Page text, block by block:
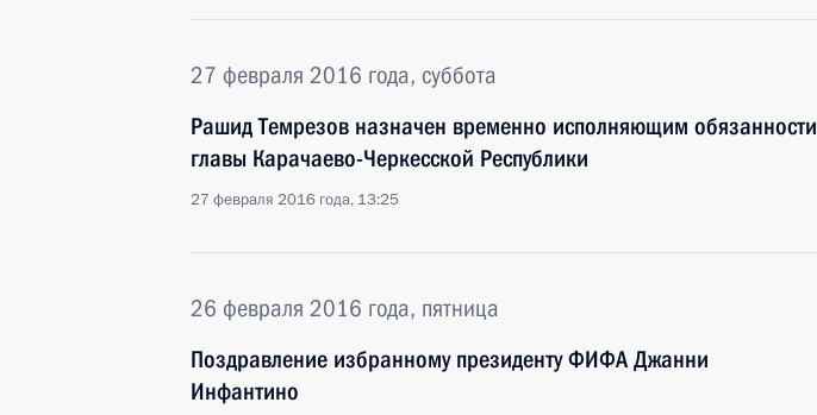
27 февраля 2016 года, суббота
Рашид Темрезов назначен временно исполняющим обязанности
главы Карачаево-Черкесской Республики
27 февраля 2016 года, 13:25
26 февраля 2016 года, пятница
Поздравление избранному президенту ФИФА Джанни
Инфантино